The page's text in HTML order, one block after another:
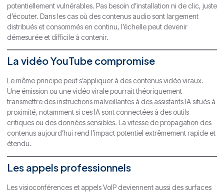
potentiellement vulnérables. Pas besoin d’installation ni de clic, juste
d’écouter. Dans les cas où des contenus audio sont largement
distribués et consommés en continu, l’échelle peut devenir
démesurée et difficile à contenir.
La vidéo YouTube compromise
Le même principe peut s’appliquer à des contenus vidéo viraux.
Une émission ou une vidéo virale pourrait théoriquement
transmettre des instructions malveillantes à des assistants IA situés à
proximité, notamment si ces IA sont connectées à des outils
critiques ou des données sensibles. La vitesse de propagation des
contenus aujourd’hui rend l’impact potentiel extrêmement rapide et
étendu.
Les appels professionnels
Les visioconférences et appels VoIP deviennent aussi des surfaces